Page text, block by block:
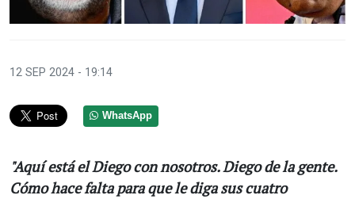
12 SEP 2024 - 19:14
WhatsApp
"Aquí está el Diego con nosotros. Diego de la gente.
Cómo hace falta para que le diga sus cuatro